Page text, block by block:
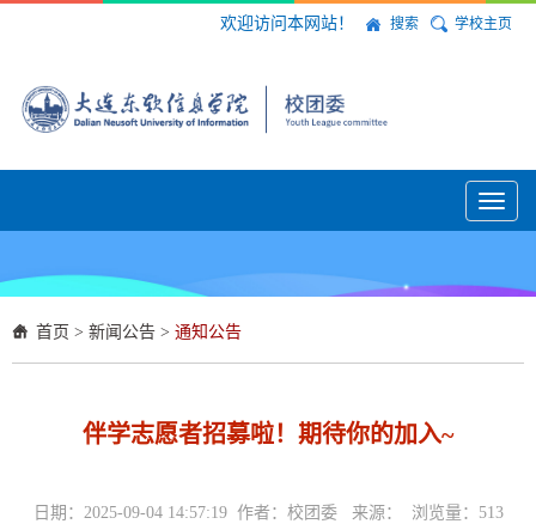
欢迎访问本网站！ 搜索 学校主页
Toggle
首页 > 新闻公告 > 通知公告
伴学志愿者招募啦！期待你的加入~
日期：2025-09-04 14:57:19 作者：校团委 来源： 浏览量： 513